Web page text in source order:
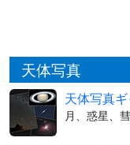
天体写真
天体写真
月、惑星、